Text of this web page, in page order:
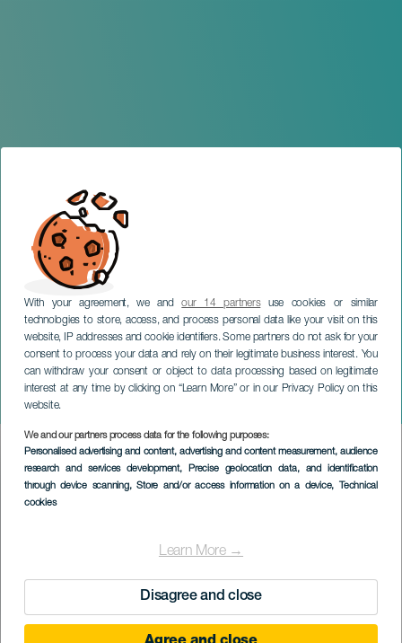
With your agreement, we andour 14 partnersuse cookies or similar
technologies to store, access, and process personal data like your visit on this
website, IP addresses and cookie identifiers. Some partners do not ask for your
consent to process your data and rely on their legitimate business interest. You
can withdraw your consent or object to data processing based on legitimate
interest at any time by clicking on “Learn More” or in our Privacy Policy on this
website.
We and our partners process data for the following purposes:
Personalised advertising and content, advertising and content measurement, audience
research and services development, Precise geolocation data, and identification
through device scanning, Store and/or access information on a device, Technical
cookies
Learn More →
Disagree and close
Ni que nos vayamos, nos
podemos ir
TENERIFE
Imagen
Listado